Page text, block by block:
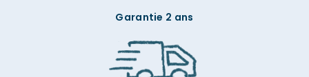
Garantie 2 ans